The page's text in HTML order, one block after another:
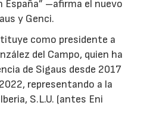
España” –afirma el nuevo
y Genci.
como presidente a
del Campo, quien ha
de Sigaus desde 2017
representando a la
S.L.U. (antes Eni